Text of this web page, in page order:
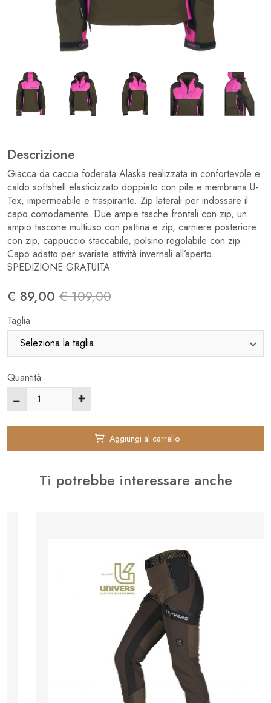
Descrizione
Giacca da caccia foderata Alaska realizzata in confortevole e
caldo softshell elasticizzato doppiato con pile e membrana U-
Tex, impermeabile e traspirante. Zip laterali per indossare il
capo comodamente. Due ampie tasche frontali con zip, un
ampio tascone multiuso con pattina e zip, carniere posteriore
con zip, cappuccio staccabile, polsino regolabile con zip.
Capo adatto per svariate attività invernali all’aperto.
SPEDIZIONE GRATUITA
€ 89,00 € 109,00
Taglia
Quantità
✚
Aggiungi al carrello
Ti potrebbe interessare anche